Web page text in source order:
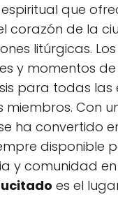
que
corazón de la
litúrgicas.
y momentos de
para todas
Con
ha convertido
disponible
y comunidad
es el